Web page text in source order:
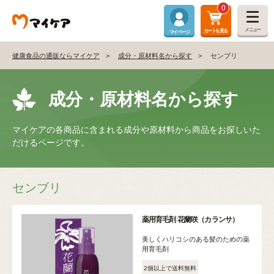
マイページ
0
カートを見る メニュー
健康食品の通販ならマイケア 成分・原材料名から探す センブリ
成分・原材料名から探す
マイケアの各商品に含まれる成分や原材料から商品をお探しいた
だけるページです。
センブリ
薬用育毛剤 花蘭咲（カランサ）
美しくハリコシのある髪のための薬
用育毛剤
2個以上で送料無料